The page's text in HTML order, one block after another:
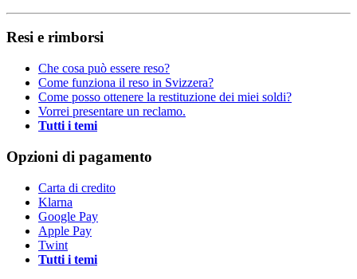
Resi e rimborsi
Che cosa può essere reso?
Come funziona il reso in Svizzera?
Come posso ottenere la restituzione dei miei soldi?
Vorrei presentare un reclamo.
Tutti i temi
Opzioni di pagamento
Carta di credito
Klarna
Google Pay
Apple Pay
Twint
Tutti i temi